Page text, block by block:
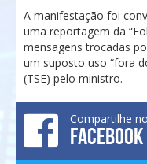
A manifestação foi
uma reportagem da
mensagens trocadas
um suposto uso “fora
(TSE) pelo ministro.
Compartilhe no
FACEBOOK